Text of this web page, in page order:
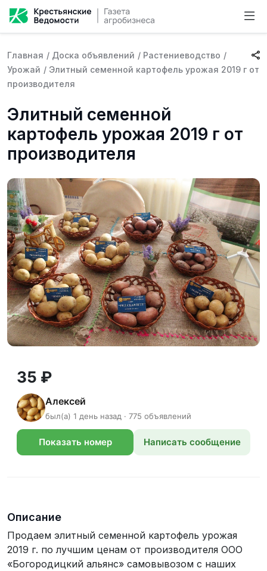
Главная / Доска объявлений / Растениеводство /
Урожай / Элитный семенной картофель урожая 2019 г от
производителя
Элитный семенной
картофель урожая 2019 г от
производителя
35 ₽
Алексей
был(а) 1 день назад · 775 объявлений
Показать номер Написать сообщение
Описание
Продаем элитный семенной картофель урожая
2019 г. по лучшим ценам от производителя ООО
«Богородицкий альянс» самовывозом с наших